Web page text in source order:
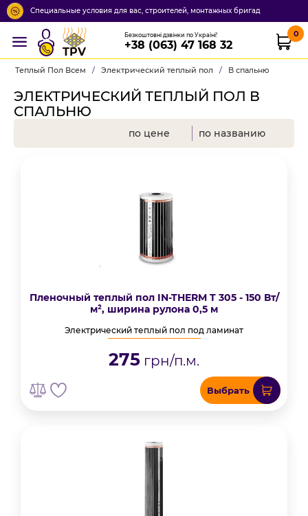
Специальные условия для вас, строителей, монтажных бригад
TPV
Безкоштовні дзвінки по Україні!
+38 (063) 47 168 32
0
Теплый Пол Всем / Электрический теплый пол / В спальню
ЭЛЕКТРИЧЕСКИЙ ТЕПЛЫЙ ПОЛ В
СПАЛЬНЮ
по цене по названию
Пленочный теплый пол IN-THERM T 305 - 150 Вт/
м², ширина рулона 0,5 м
Электрический теплый пол под ламинат
275 грн/п.м.
Выбрать